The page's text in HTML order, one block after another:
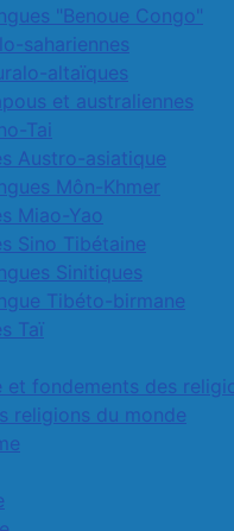
"Benoue Congo"
sahariennes
altaïques
et australiennes
Tai
Austro-asiatique
Môn-Khmer
Miao-Yao
Sino Tibétaine
Sinitiques
Tibéto-birmane
Taï
et fondements des
religions du monde